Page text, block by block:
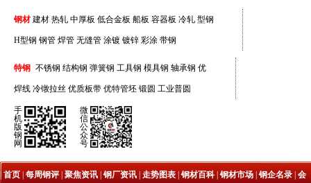
钢材 建材 热轧 中厚板 低合金板 船板 容器板 冷轧 型钢
H型钢 钢管 焊管 无缝管 涂镀 镀锌 彩涂 带钢
特钢 不锈钢 结构钢 弹簧钢 工具钢 模具钢 轴承钢 优
焊线 冷镦拉丝 优质板带 优特管坯 锻圆 工业普圆
手
机
版
钢
网
微
信
公
众
号
| 首页 每周钢评 聚焦资讯 钢厂资讯 走势图表 钢材百科| 钢材市场 钢企名录 会